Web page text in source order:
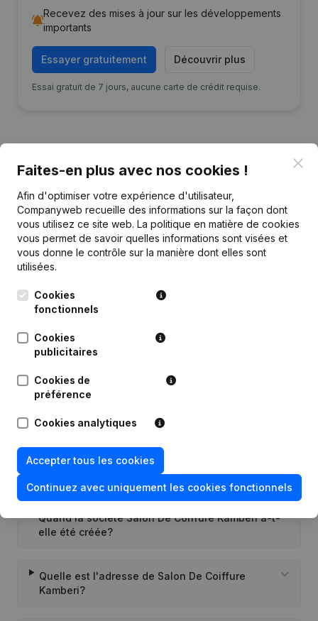
Recevez des mises à jour sur les développements
importants
Essayer gratuitement Découvrir plus
Essai gratuit de 7 jours, aucune carte de crédit requise.
Publicationsde Salon De Coiffure Kamberi
Date Publication
Rubrique Constitution (Nouvelle
Questions fréquemment posées
Quel est le numéro de TVA de Salon De Coiffure
Kamberi?
Quel est l'identifiant PEPPOL de Salon De
Quand la société Salon De Coiffure Kamberi a-t-
elle été créée?
Quelle est l'adresse de Salon De Coiffure
Kamberi?
Faites-en plus avec nos cookies !
Afin d'optimiser votre expérience d'utilisateur,
Companyweb recueille des informations sur la façon dont
vous utilisez ce site web. La politique en matière de cookies
vous permet de savoir quelles informations sont visées et
vous donne le contrôle sur la manière dont elles sont
utilisées.
Cookies
fonctionnels
Cookies
publicitaires
Cookies de
préférence
Cookies analytiques
Accepter tous les cookies
Continuez avec uniquement les cookies fonctionnels